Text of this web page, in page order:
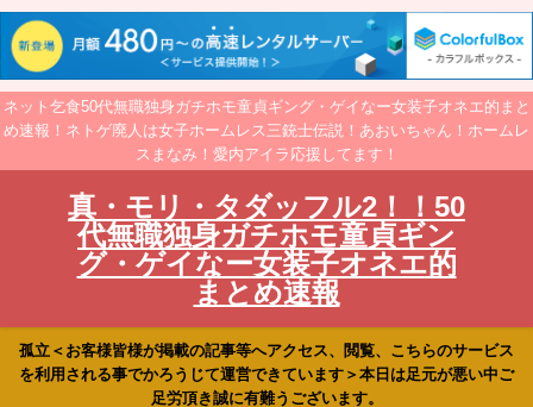
ネット乞食50代無職独身ガチホモ童貞ギング・ゲイなー女装子オネエ的まと
め速報！ネトゲ廃人は女子ホームレス三銃士伝説！あおいちゃん！ホームレ
スまなみ！愛内アイラ応援してます！
真・モリ・タダッフル2！！50
代無職独身ガチホモ童貞ギン
グ・ゲイなー女装子オネエ的
まとめ速報
孤立＜お客様皆様が掲載の記事等へアクセス、閲覧、こちらのサービス
を利用される事でかろうじて運営できています＞本日は足元が悪い中ご
足労頂き誠に有難うございます。